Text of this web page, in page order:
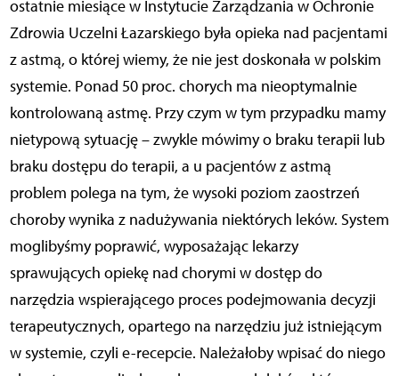
ostatnie miesiące w Instytucie Zarządzania w Ochronie
Zdrowia Uczelni Łazarskiego była opieka nad pacjentami
z astmą, o której wiemy, że nie jest doskonała w polskim
systemie. Ponad 50 proc. chorych ma nieoptymalnie
kontrolowaną astmę. Przy czym w tym przypadku mamy
nietypową sytuację – zwykle mówimy o braku terapii lub
braku dostępu do terapii, a u pacjentów z astmą
problem polega na tym, że wysoki poziom zaostrzeń
choroby wynika z nadużywania niektórych leków. System
moglibyśmy poprawić, wyposażając lekarzy
sprawujących opiekę nad chorymi w dostęp do
narzędzia wspierającego proces podejmowania decyzji
terapeutycznych, opartego na narzędziu już istniejącym
w systemie, czyli e-recepcie. Należałoby wpisać do niego